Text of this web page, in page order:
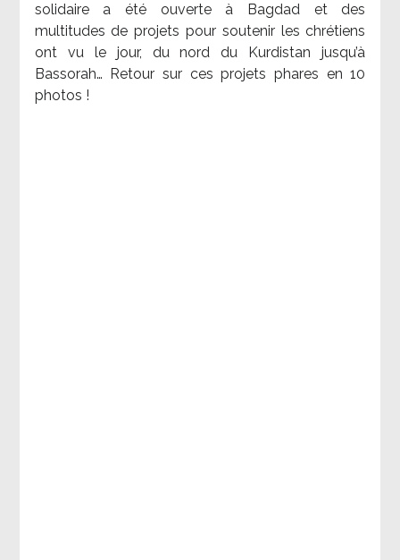
solidaire a été ouverte à Bagdad et des
multitudes de projets pour soutenir les chrétiens
ont vu le jour, du nord du Kurdistan jusqu’à
Bassorah… Retour sur ces projets phares en 10
photos !